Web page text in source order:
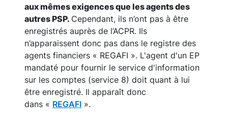
aux mêmes exigences que les agentsdes
autres PSP. Cependant, ils n’ont pas à être
enregistrés auprès de l’ACPR. Ils
n’apparaissent donc pas dans le registre des
agents financiers « REGAFI ». L'agent d'un EP
mandaté pour fournir le service d'information
sur les comptes (service 8) doit quant à lui
être enregistré. Il apparaît donc
dans « REGAFI ».